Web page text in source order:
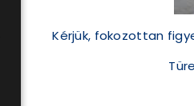
Kérjük, fokozottan